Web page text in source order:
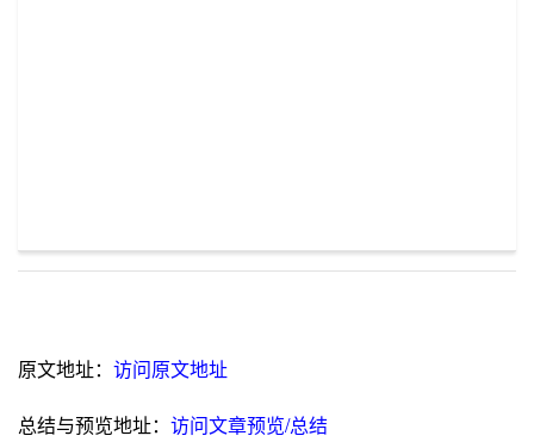
原文地址： 访问原文地址
总结与预览地址： 访问文章预览/总结